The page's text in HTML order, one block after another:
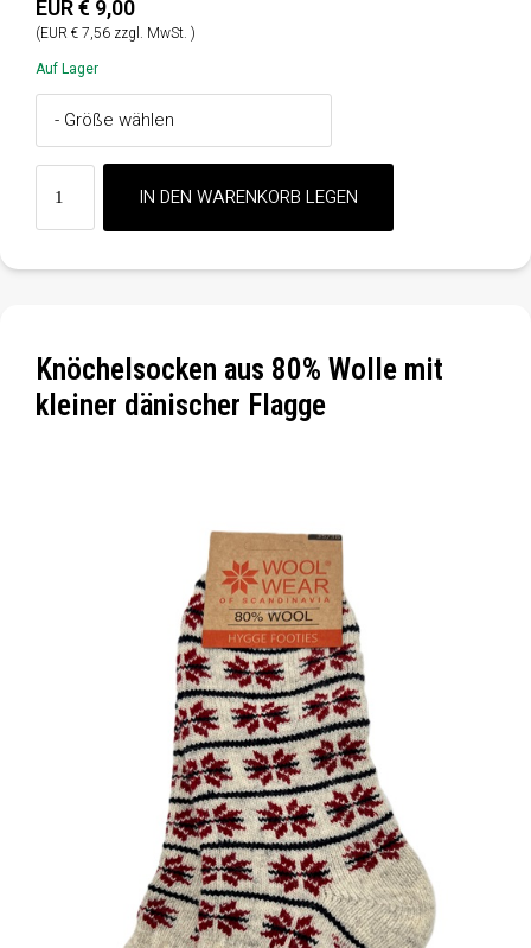
EUR € 9,00
(EUR € 7,56 zzgl. MwSt. )
Auf Lager
Knöchelsocken aus 80% Wolle mit
kleiner dänischer Flagge